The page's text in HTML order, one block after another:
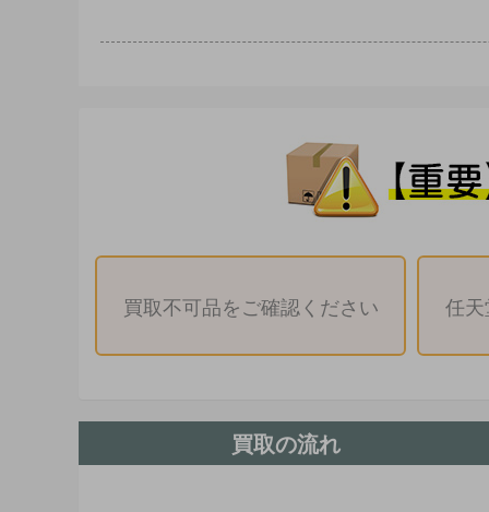
買取不可品をご確認ください 任
買取の流れ